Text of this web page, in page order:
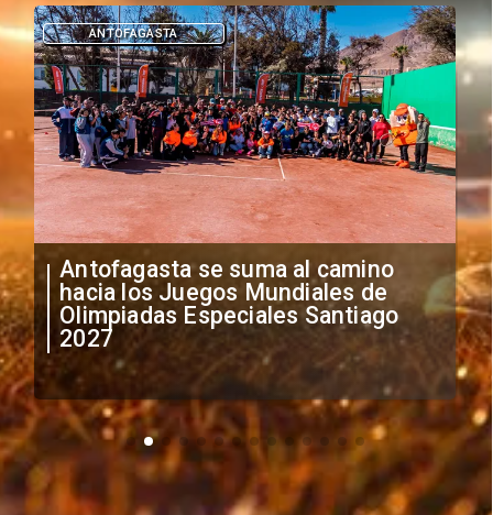
"Falta de profesionalismo": Sifup
anuncia medidas por situación
irregular de futbolistas
extranjeros
DEPORTES